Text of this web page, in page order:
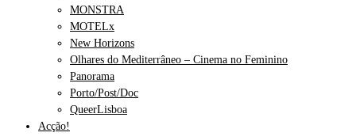
MONSTRA
MOTELx
New Horizons
Olhares do Mediterrâneo – Cinema no Feminino
Panorama
Porto/Post/Doc
QueerLisboa
Acção!